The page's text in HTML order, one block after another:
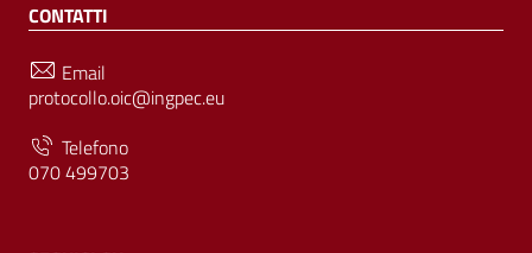
CONTATTI
Email
protocollo.oic@ingpec.eu
Telefono
070 499703